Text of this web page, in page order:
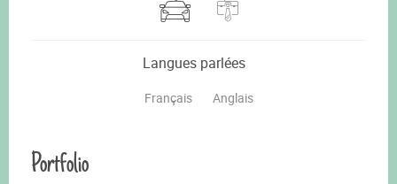
Langues parlées
Français Anglais
Portfolio